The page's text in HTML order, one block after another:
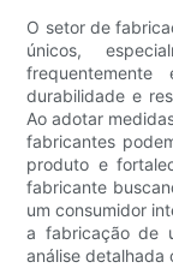
O setor de
únicos,
durabilidade e
Ao adotar
fabricantes
produto e
fabricante
um consumidor
a fabricação de
análise detalhada